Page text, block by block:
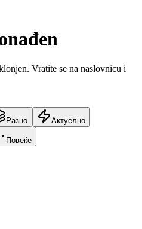
Vratite se na naslovnicu i
Разно Актуелно
Повеќе